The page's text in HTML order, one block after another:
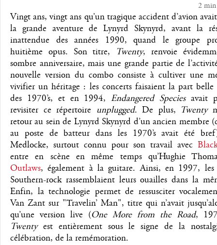
2 min
Vingt ans, vingt ans qu’un tragique accident d’avion
la grande aventure de Lynyrd Skynyrd, avant la
inattendue des années 1990, quand le groupe
huitième opus. Son titre, Twenty, renvoie
sombre anniversaire, mais une grande partie de
nouvelle version du combo consiste à cultiver une
vivifier un héritage : les concerts faisaient la part belle
des 1970’s, et en 1994,Endangered Speciesavait
revisiter ce répertoire unplugged. De plus, Twenty
retour au sein de Lynyrd Skynyrd d’un ancien membre
au poste de batteur dans les 1970’s avait été
Medlocke, surtout connu pour son travail avec
entre en scène en même temps qu’Hughie
Outlaws, également à la guitare. Ainsi, en 1997, les
Southern-rock rassemblaient leurs ouailles dans la
Enfin, la technologie permet de ressusciter
Van Zant sur "Travelin’ Man", titre qui n’avait
qu’une version live (One More from the Road,
Twentyest entièrement sous le signe de la
célébration, de la remémoration.